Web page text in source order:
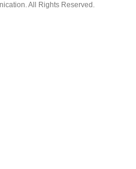
All Rights Reserved.